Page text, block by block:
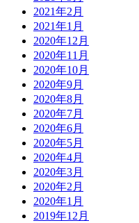
2021年2月
2021年1月
2020年12月
2020年11月
2020年10月
2020年9月
2020年8月
2020年7月
2020年6月
2020年5月
2020年4月
2020年3月
2020年2月
2020年1月
2019年12月